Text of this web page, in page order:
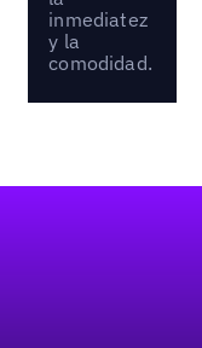
inmediatez
y la
comodidad.